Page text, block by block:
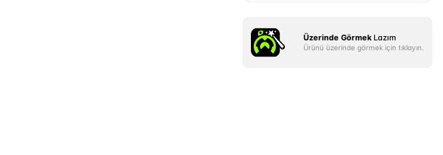
Üzerinde Görmek Lazım
Ürünü üzerinde görmek için tıklayın.